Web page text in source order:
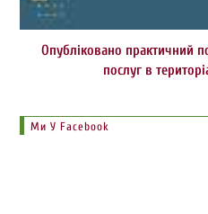
Опубліковано практичний
послуг в
Ми У Facebook